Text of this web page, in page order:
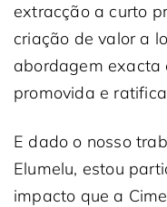
extracção a curto
criação de valor a
abordagem exacta
promovida e
E dado o nosso
Elumelu, estou
impacto que a